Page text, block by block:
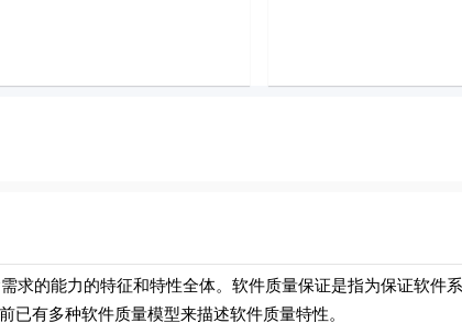
的能力的特征和特性全体。软件质量保证是指为保证软件
有多种软件质量模型来描述软件质量特性。